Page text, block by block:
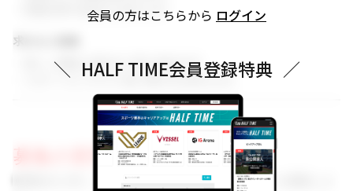
・関連分野の知見をお持ちの方
求める人物像
・新しい挑戦に前向きに取り組める方
・スポーツビジネスに強い関心をお持ちの方
募集の背景
事業拡大に伴い、組織体制を強化するためのメンバーを募集しま
会員の方はこちらから ログイン
＼ HALF TIME会員登録特典 ／